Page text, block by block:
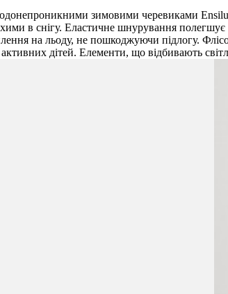
зимовими черевиками
в снігу. Еластичне шнурування
на льоду, не пошкоджуючи підлогу.
дітей. Елементи, що відбивають